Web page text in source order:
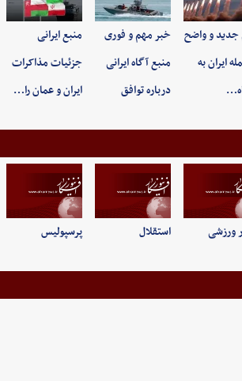
جدید و واضح
ایران به
خبر مهم و فوری
منبع آگاه ایرانی
درباره توافق
منبع ایرانی
جزئیات مذاکرات
ایران و عمان را…
ورزشی استقلال پرسپولیس